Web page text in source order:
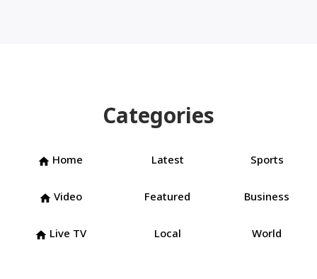
Categories
home Home Latest Sports
home Video Featured Business
home Live TV Local World